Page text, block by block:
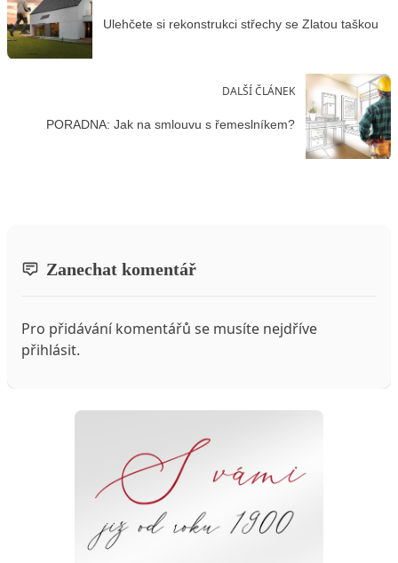
Ulehčete si rekonstrukci střechy se Zlatou taškou
DALŠÍ ČLÁNEK
PORADNA: Jak na smlouvu s řemeslníkem?
Zanechat komentář
Pro přidávání komentářů se musíte nejdříve
přihlásit.